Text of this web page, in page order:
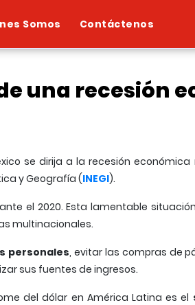
Somos Contáctenos
una recesión
se dirija a la recesión
y Geografía (INEGI).
el 2020. Esta lamentable
multinacionales.
personales, evitar las compras de
sus fuentes de ingresos.
del dólar en América Latina es el